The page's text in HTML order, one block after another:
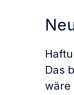
Das
wäre